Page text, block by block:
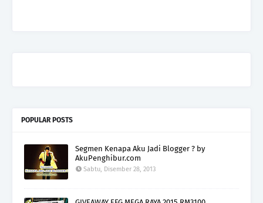
POPULAR POSTS
Segmen Kenapa Aku Jadi Blogger ? by
AkuPenghibur.com
Sabtu, Disember 28, 2013